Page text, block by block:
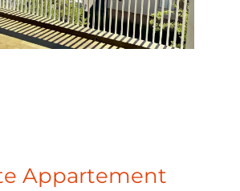
Appartement